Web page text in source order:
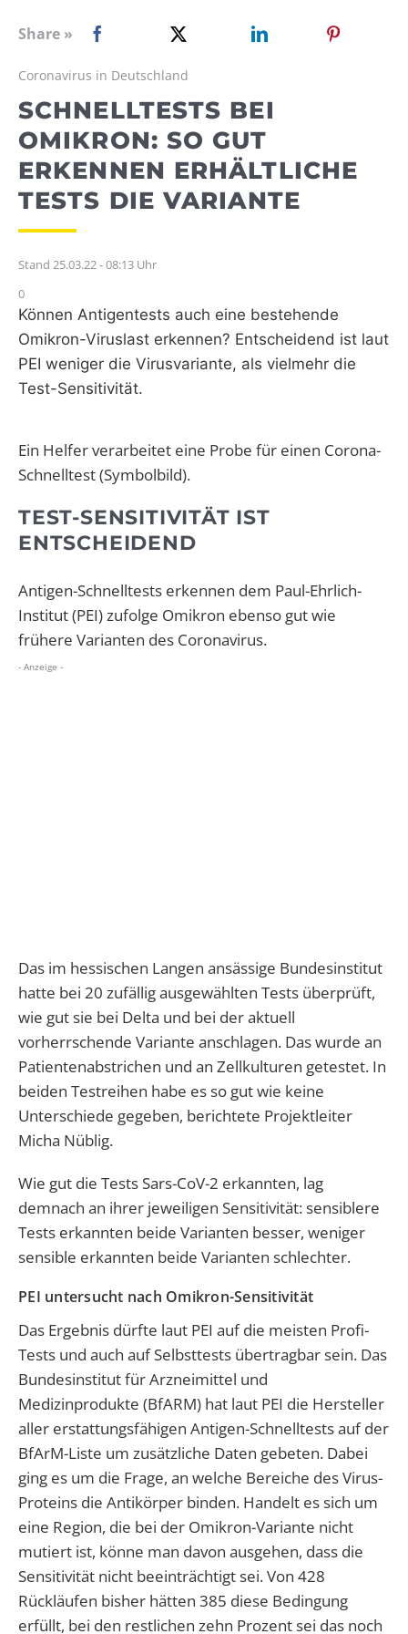
WEBRADIO
Share »
Coronavirus in Deutschland
SCHNELLTESTS BEI
OMIKRON: SO GUT
ERKENNEN ERHÄLTLICHE
TESTS DIE VARIANTE
Stand 25.03.22 - 08:13 Uhr
0
Können Antigentests auch eine bestehende
Omikron-Viruslast erkennen? Entscheidend ist laut
PEI weniger die Virusvariante, als vielmehr die
Test-Sensitivität.
Ein Helfer verarbeitet eine Probe für einen Corona-
Schnelltest (Symbolbild).
TEST-SENSITIVITÄT IST
ENTSCHEIDEND
Antigen-Schnelltests erkennen dem Paul-Ehrlich-
Institut (PEI) zufolge Omikron ebenso gut wie
frühere Varianten des Coronavirus.
- Anzeige -
Das im hessischen Langen ansässige Bundesinstitut
hatte bei 20 zufällig ausgewählten Tests überprüft,
wie gut sie bei Delta und bei der aktuell
vorherrschende Variante anschlagen. Das wurde an
Patientenabstrichen und an Zellkulturen getestet. In
beiden Testreihen habe es so gut wie keine
Unterschiede gegeben, berichtete Projektleiter
Micha Nüblig.
Wie gut die Tests Sars-CoV-2 erkannten, lag
demnach an ihrer jeweiligen Sensitivität: sensiblere
Tests erkannten beide Varianten besser, weniger
sensible erkannten beide Varianten schlechter.
PEI untersucht nach Omikron-Sensitivität
Das Ergebnis dürfte laut PEI auf die meisten Profi-
Tests und auch auf Selbsttests übertragbar sein. Das
Bundesinstitut für Arzneimittel und
Medizinprodukte (BfARM) hat laut PEI die Hersteller
aller erstattungsfähigen Antigen-Schnelltests auf der
BfArM-Liste um zusätzliche Daten gebeten. Dabei
ging es um die Frage, an welche Bereiche des Virus-
Proteins die Antikörper binden. Handelt es sich um
eine Region, die bei der Omikron-Variante nicht
mutiert ist, könne man davon ausgehen, dass die
Sensitivität nicht beeinträchtigt sei. Von 428
Rückläufen bisher hätten 385 diese Bedingung
erfüllt, bei den restlichen zehn Prozent sei das noch